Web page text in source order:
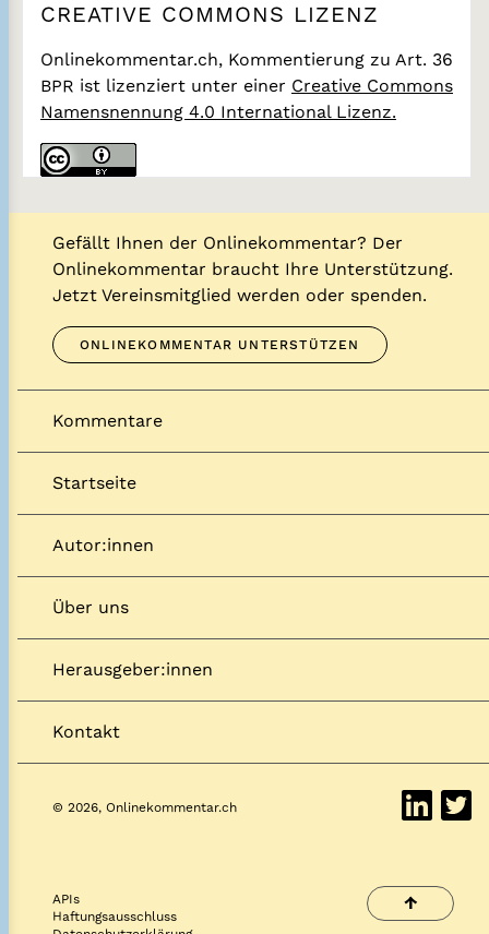
CREATIVE COMMONS LIZENZ
Onlinekommentar.ch, Kommentierung zu Art. 36
BPR ist lizenziert unter einer Creative Commons
Namensnennung 4.0 International Lizenz.
Gefällt Ihnen der Onlinekommentar? Der
Onlinekommentar braucht Ihre Unterstützung.
Jetzt Vereinsmitglied werden oder spenden.
ONLINEKOMMENTAR UNTERSTÜTZEN
Kommentare
Startseite
Autor:innen
Über uns
Herausgeber:innen
Kontakt
© 2026, Onlinekommentar.ch
APIs
Haftungsausschluss
↑